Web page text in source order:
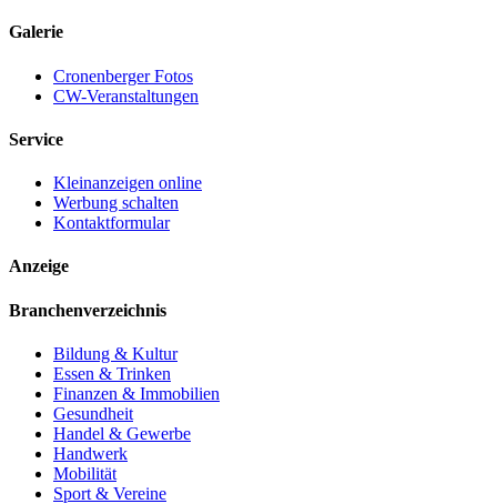
Galerie
Cronenberger Fotos
CW-Veranstaltungen
Service
Kleinanzeigen online
Werbung schalten
Kontaktformular
Anzeige
Branchenverzeichnis
Bildung & Kultur
Essen & Trinken
Finanzen & Immobilien
Gesundheit
Handel & Gewerbe
Handwerk
Mobilität
Sport & Vereine